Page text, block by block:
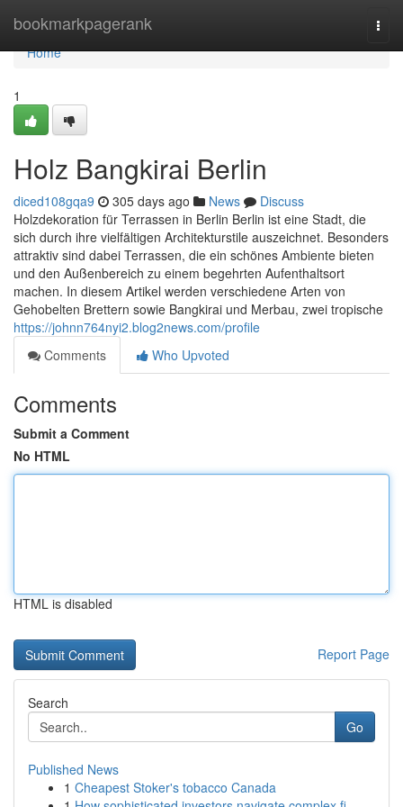
bookmarkpagerank
Home
Home
1
Holz Bangkirai Berlin
diced108gqa9 305 days ago News
Discuss
Holzdekoration für Terrassen in Berlin Berlin ist eine Stadt, die
sich durch ihre vielfältigen Architekturstile auszeichnet. Besonders
attraktiv sind dabei Terrassen, die ein schönes Ambiente bieten
und den Außenbereich zu einem begehrten Aufenthaltsort
machen. In diesem Artikel werden verschiedene Arten von
Gehobelten Brettern sowie Bangkirai und Merbau, zwei tropische
https://johnn764nyi2.blog2news.com/profile
Comments
Who Upvoted
Comments
Submit a Comment
No HTML
HTML is disabled
Report Page
Search
Go
Published News
1 Cheapest Stoker's tobacco Canada